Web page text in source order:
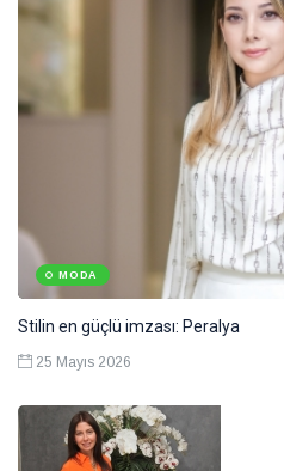
MODA
Stilin en güçlü imzası: Peralya
25 Mayıs 2026